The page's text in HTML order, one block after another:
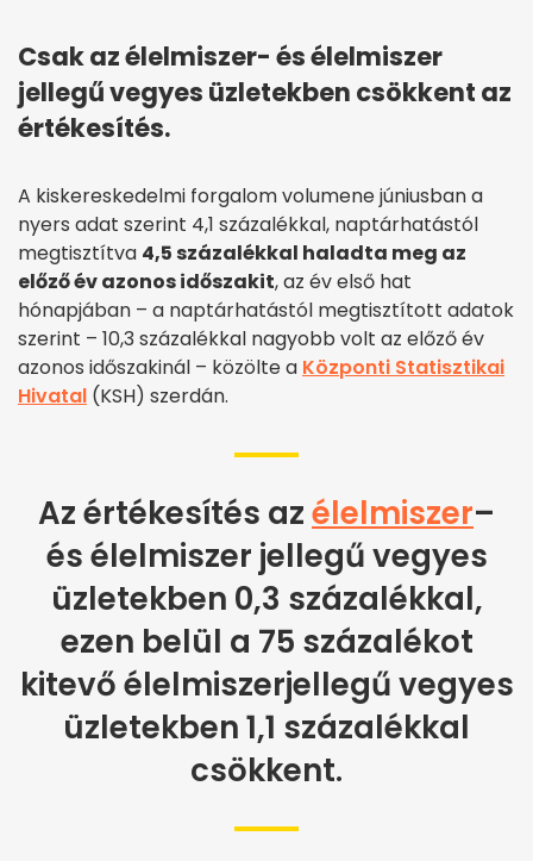
Csak az élelmiszer- és élelmiszer
jellegű vegyes üzletekben csökkent az
értékesítés.
A kiskereskedelmi forgalom volumene júniusban a
nyers adat szerint 4,1 százalékkal, naptárhatástól
megtisztítva 4,5 százalékkal haladta meg az
előző év azonos időszakit, az év első hat
hónapjában – a naptárhatástól megtisztított adatok
szerint – 10,3 százalékkal nagyobb volt az előző év
azonos időszakinál – közölte a Központi Statisztikai
Hivatal (KSH) szerdán.
Az értékesítés azélelmiszer–
és élelmiszer jellegű vegyes
üzletekben 0,3 százalékkal,
ezen belül a 75 százalékot
kitevő élelmiszerjellegű vegyes
üzletekben 1,1 százalékkal
csökkent.